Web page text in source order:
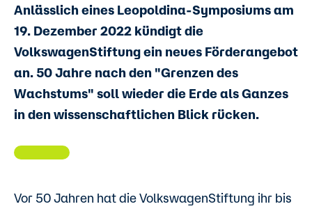
Anlässlich eines Leopoldina-Symposiums am
19. Dezember 2022 kündigt die
VolkswagenStiftung ein neues Förderangebot
an. 50 Jahre nach den "Grenzen des
Wachstums" soll wieder die Erde als Ganzes
in den wissenschaftlichen Blick rücken.
Vor 50 Jahren hat die VolkswagenStiftung ihr bis